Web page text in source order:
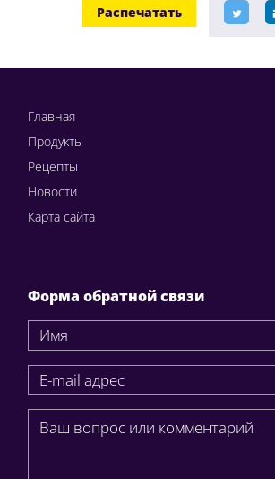
Распечатать
Главная
Продукты
Рецепты
Новости
Карта сайта
Форма обратной связи